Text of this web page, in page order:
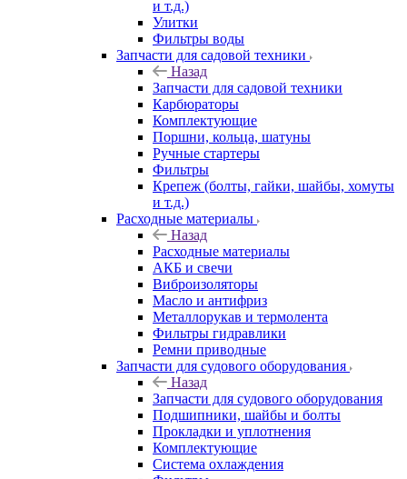
и т.д.)
Улитки
Фильтры воды
Запчасти для садовой техники
Назад
Запчасти для садовой техники
Карбюраторы
Комплектующие
Поршни, кольца, шатуны
Ручные стартеры
Фильтры
Крепеж (болты, гайки, шайбы, хомуты
и т.д.)
Расходные материалы
Назад
Расходные материалы
АКБ и свечи
Виброизоляторы
Масло и антифриз
Металлорукав и термолента
Фильтры гидравлики
Ремни приводные
Запчасти для судового оборудования
Назад
Запчасти для судового оборудования
Подшипники, шайбы и болты
Прокладки и уплотнения
Комплектующие
Система охлаждения